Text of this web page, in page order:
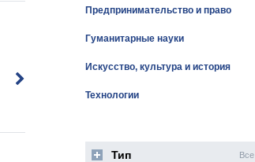
Предпринимательство и право
Гуманитарные науки
Искусство, культура и история
Технологии
Тип Все